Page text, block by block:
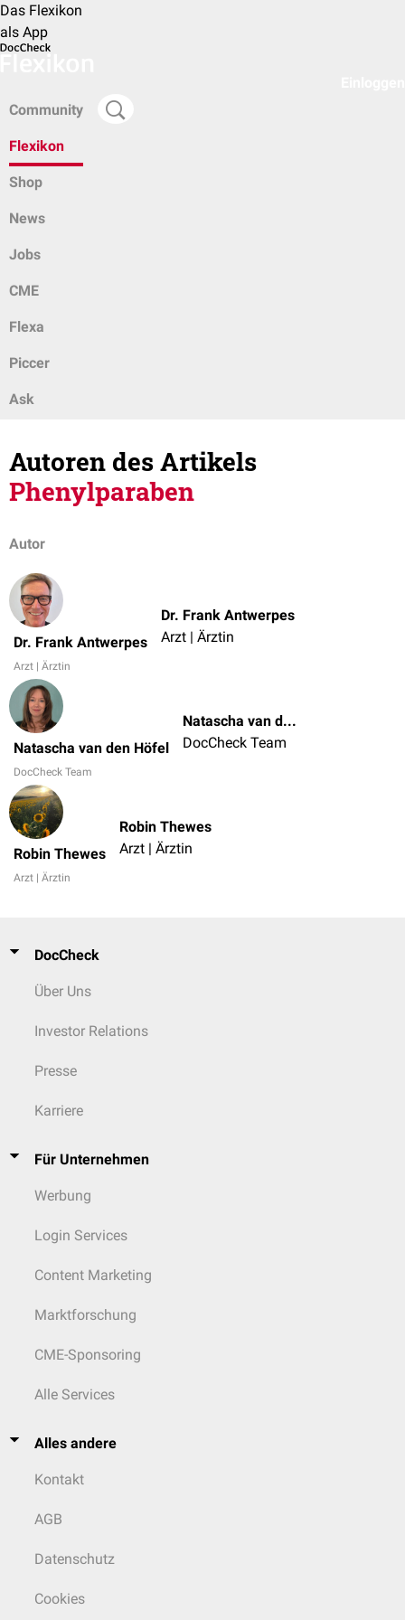
Das Flexikon
als App
Community
Flexikon
Shop
News
Jobs
CME
Flexa
Piccer
Ask
Autoren des Artikels
Phenylparaben
Autor
Dr. Frank Antwerpes
Arzt | Ärztin
Dr. Frank Antwerpes
Arzt | Ärztin
Natascha van den Höfel
DocCheck Team
Natascha van den Höfel
DocCheck Team
Robin Thewes
Arzt | Ärztin
Robin Thewes
Arzt | Ärztin
DocCheck
Über Uns
Investor Relations
Presse
Karriere
Für Unternehmen
Werbung
Login Services
Content Marketing
Marktforschung
CME-Sponsoring
Alle Services
Alles andere
Kontakt
AGB
Datenschutz
Cookies